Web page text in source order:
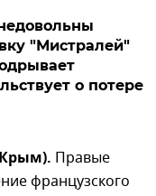
"Мистралей"
о потере
Правые
французского